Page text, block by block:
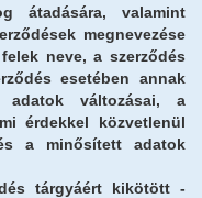
átadására, valamint
megnevezése
neve, a szerződés
esetében annak
adatok változásai, a
érdekkel közvetlenül
a minősített adatok
tárgyáért kikötött -